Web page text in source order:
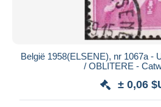
België 1958(ELSENE), nr 1067a -
/ OBLITERE -
± 0,06